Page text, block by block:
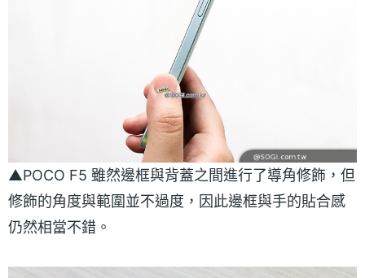
▲POCO F5 雖然邊框與背蓋之間進行了導角修飾，但
修飾的角度與範圍並不過度，因此邊框與手的貼合感
仍然相當不錯。